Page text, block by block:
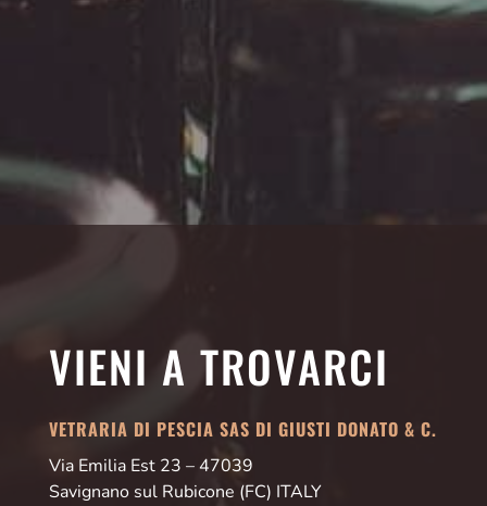
VIENI A TROVARCI
VETRARIA DI PESCIA SAS DI GIUSTI DONATO & C.
Via Emilia Est 23 – 47039
Savignano sul Rubicone (FC) ITALY